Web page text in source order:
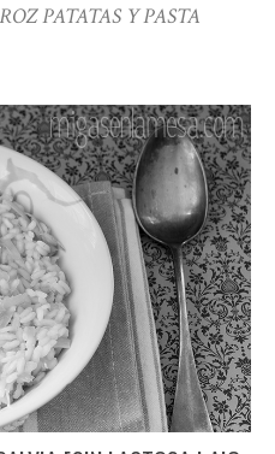
PATATAS Y PASTA